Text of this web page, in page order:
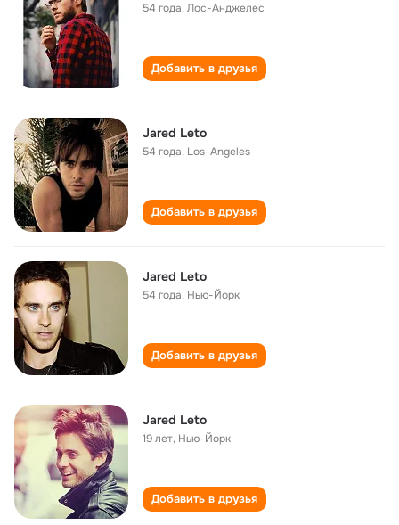
54 года,Лос-Анджелес
Добавить в друзья
Jared Leto
54 года, Los-Angeles
Добавить в друзья
Jared Leto
54 года, Нью-Йорк
Добавить в друзья
Jared Leto
19 лет, Нью-Йорк
Добавить в друзья